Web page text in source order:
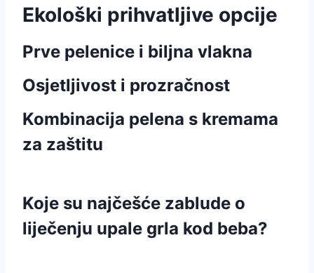
Ekološki prihvatljive opcije
Prve pelenice i biljna vlakna
Osjetljivost i prozračnost
Kombinacija pelena s kremama
za zaštitu
Koje su najčešće zablude o
liječenju upale grla kod beba?